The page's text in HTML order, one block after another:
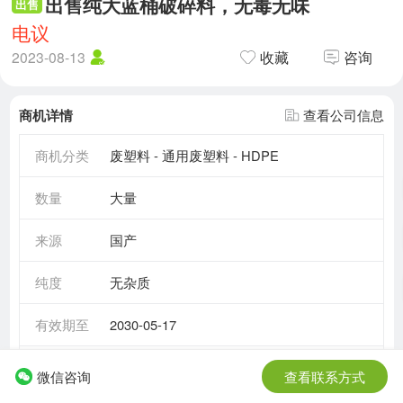
出售
电议
2023-08-13 收藏 咨询
商机详情 查看公司信息
商机分类 废塑料 - 通用废塑料 - HDPE
数量 大量
来源 国产
纯度 无杂质
有效期至 2030-05-17
需求情况
微信咨询 查看联系方式